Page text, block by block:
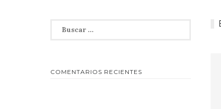
COMENTARIOS RECIENTES